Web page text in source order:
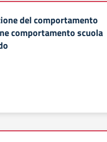
del comportamento
comportamento scuola